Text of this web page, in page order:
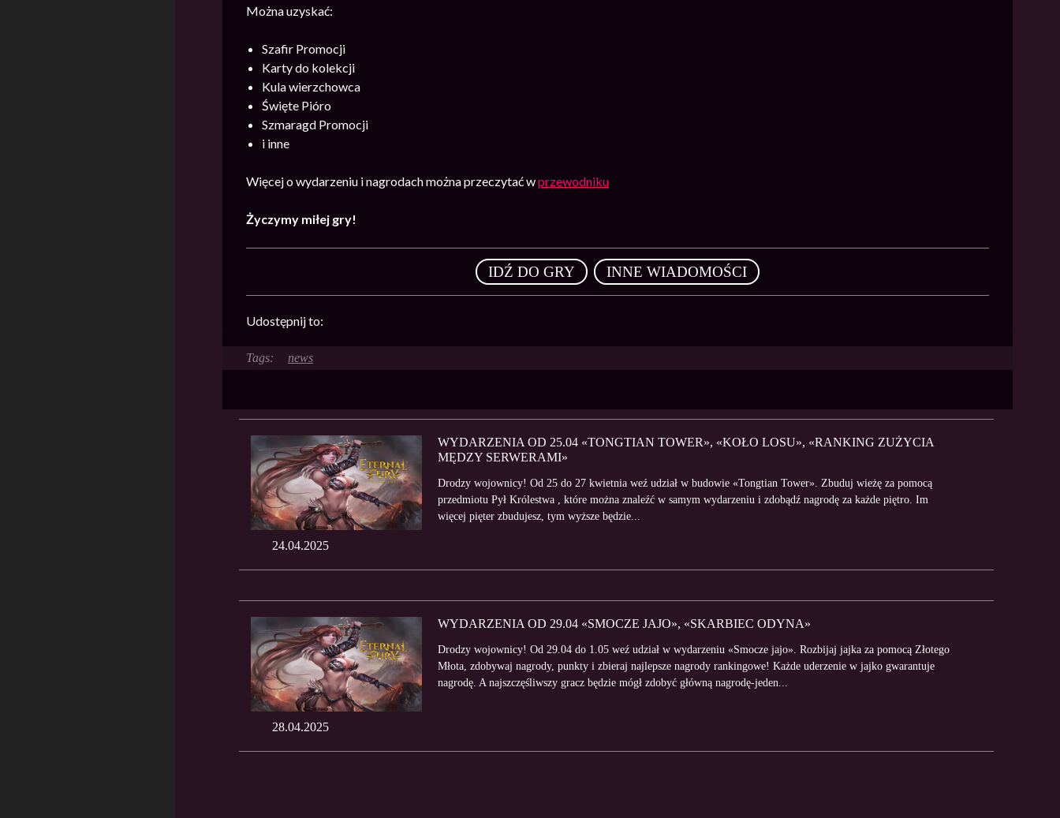
Można uzyskać:
Szafir Promocji
Karty do kolekcji
Kula wierzchowca
Święte Pióro
Szmaragd Promocji
i inne
Więcej o wydarzeniu i nagrodach można przeczytać wprzewodniku
Życzymy miłej gry!
IDŹ DO GRY INNE WIADOMOŚCI
Udostępnij to:
news
24.04.2025
WYDARZENIA OD 25.04 «TONGTIAN TOWER», «KOŁO LOSU», «RANKING ZUŻYCIA
MĘDZY SERWERAMI»
Drodzy wojownicy! Od 25 do 27 kwietnia weź udział w budowie «Tongtian Tower». Zbuduj wieżę za pomocą
przedmiotu Pył Królestwa , które można znaleźć w samym wydarzeniu i zdobądź nagrodę za każde piętro. Im
więcej pięter zbudujesz, tym wyższe będzie...
28.04.2025
WYDARZENIA OD 29.04 «SMOCZE JAJO», «SKARBIEC ODYNA»
Drodzy wojownicy! Od 29.04 do 1.05 weź udział w wydarzeniu «Smocze jajo». Rozbijaj jajka za pomocą Złotego
Młota, zdobywaj nagrody, punkty i zbieraj najlepsze nagrody rankingowe! Każde uderzenie w jajko gwarantuje
nagrodę. A najszczęśliwszy gracz będzie mógł zdobyć główną nagrodę-jeden...